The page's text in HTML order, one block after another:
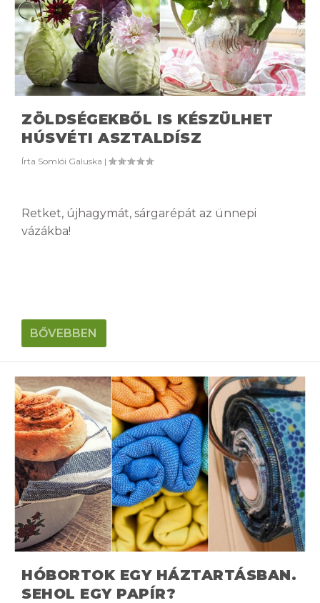
ZÖLDSÉGEKBŐL IS KÉSZÜLHET
HÚSVÉTI ASZTALDÍSZ
Írta Somlói Galuska |
Retket, újhagymát, sárgarépát az ünnepi
vázákba!
BŐVEBBEN
HÓBORTOK EGY HÁZTARTÁSBAN.
SEHOL EGY PAPÍR?